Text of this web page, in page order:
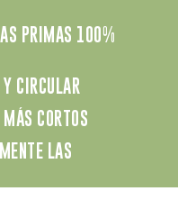
PRIMAS 100%
Y CIRCULAR
CORTOS
LAS